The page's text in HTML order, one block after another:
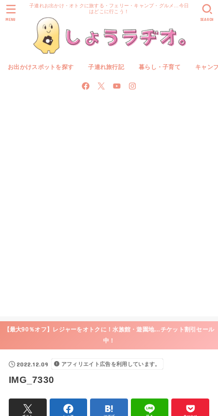
子連れお出かけ・オトクに旅する・フェリー・キャンプ・グルメ…今日
はどこに行こう！
お出かけスポットを探す 子連れ旅行記 暮らし・子育て キャン
SEARCH
MENU
【最大90％オフ】レジャーをオトクに！水族館・遊園地…チケット割引セール
中！
2022.12.09 アフィリエイト広告を利用しています。
IMG_7330